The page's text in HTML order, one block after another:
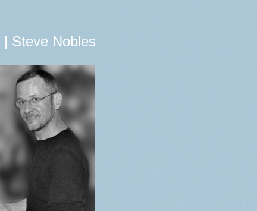
| Steve Nobles